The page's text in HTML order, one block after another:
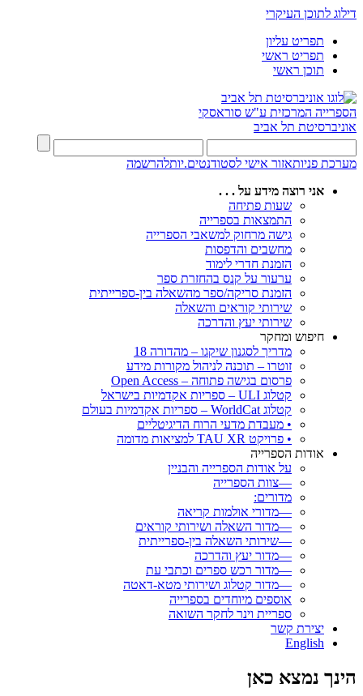
דילוג לתוכן העיקרי
תפריט עליון
תפריט ראשי
תוכן ראשי
הספרייה המרכזית ע"ש סוראסקי
אוניברסיטת תל אביב
מערכת פניותאזור אישי לסטודנטים.יותלהרשמה
אני רוצה מידע על . . .
שעות פתיחה
התמצאות בספרייה
גישה מרחוק למשאבי הספרייה
מחשבים והדפסות
הזמנת חדרי לימוד
ערעור על קנס בהחזרת ספר
הזמנת סריקה/ספר מהשאלה בין-ספרייתית
שירותי קוראים והשאלה
שירותי יעץ והדרכה
חיפוש ומחקר
מדריך לסגנון שיקגו – מהדורה 18
זוטרו – תוכנה לניהול מקורות מידע
פרסום בגישה פתוחה – Open Access
קטלוג ULI – ספריות אקדמיות בישראל
קטלוג WorldCat – ספריות אקדמיות בעולם
• מעבדת מדעי הרוח הדיגיטליים
• פרויקט TAU XR למציאות מדומה
אודות הספרייה
על אודות הספרייה והבניין
—צוות הספרייה
מדורים:
—מדורי אולמות קריאה
—מדור השאלה ושירותי קוראים
—שירותי השאלה בין-ספרייתית
—מדור יעץ והדרכה
—מדור רכש ספרים וכתבי עת
—מדור קטלוג ושירותי מטא-דאטה
אוספים מיוחדים בספרייה
ספריית וינר לחקר השואה
יצירת קשר
English
הינך נמצא כאן